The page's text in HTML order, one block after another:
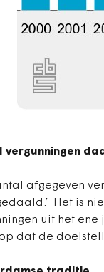
vergunningen
afgegeven
Het is
uit het
dat de